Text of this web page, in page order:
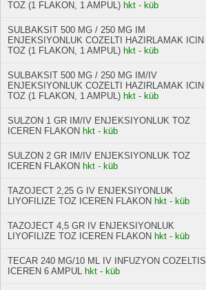
TOZ (1 FLAKON, 1 AMPUL) hkt - küb
SULBAKSIT 500 MG / 250 MG IM
ENJEKSIYONLUK COZELTI HAZIRLAMAK ICIN
TOZ (1 FLAKON, 1 AMPUL) hkt - küb
SULBAKSIT 500 MG / 250 MG IM/IV
ENJEKSIYONLUK COZELTI HAZIRLAMAK ICIN
TOZ (1 FLAKON, 1 AMPUL) hkt - küb
SULZON 1 GR IM/IV ENJEKSIYONLUK TOZ
ICEREN FLAKON hkt - küb
SULZON 2 GR IM/IV ENJEKSIYONLUK TOZ
ICEREN FLAKON hkt - küb
TAZOJECT 2,25 G IV ENJEKSIYONLUK
LIYOFILIZE TOZ ICEREN FLAKON hkt - küb
TAZOJECT 4,5 GR IV ENJEKSIYONLUK
LIYOFILIZE TOZ ICEREN FLAKON hkt - küb
TECAR 240 MG/10 ML IV INFUZYON COZELTISI
ICEREN 6 AMPUL hkt - küb